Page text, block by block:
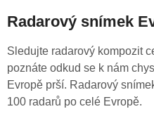
Radarový snímek
Sledujte radarový kompozit
poznáte odkud se k nám
Evropě prší. Radarový
100 radarů po celé Evropě.